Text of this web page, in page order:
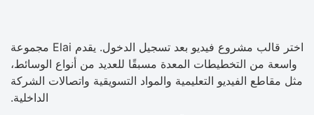
اختر قالب مشروع فيديو بعد تسجيل الدخول. يقدم Elai مجموعة
واسعة من التخطيطات المعدة مسبقًا للعديد من أنواع الوسائط،
مثل مقاطع الفيديو التعليمية والمواد التسويقية واتصالات الشركة
الداخلية.